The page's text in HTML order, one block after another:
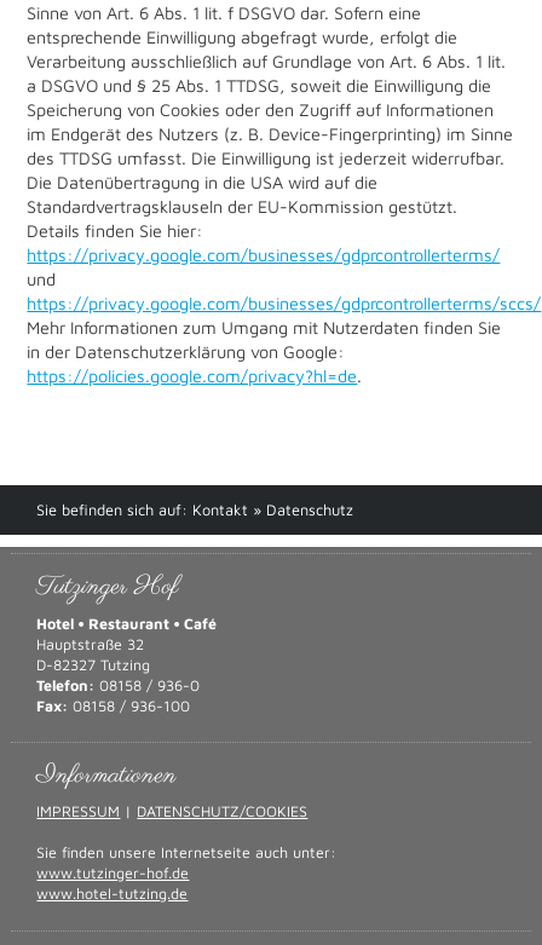
Sinne von Art. 6 Abs. 1 lit. f DSGVO dar. Sofern eine
entsprechende Einwilligung abgefragt wurde, erfolgt die
Verarbeitung ausschließlich auf Grundlage von Art. 6 Abs. 1 lit.
a DSGVO und § 25 Abs. 1 TTDSG, soweit die Einwilligung die
Speicherung von Cookies oder den Zugriff auf Informationen
im Endgerät des Nutzers (z. B. Device-Fingerprinting) im Sinne
des TTDSG umfasst. Die Einwilligung ist jederzeit widerrufbar.
Die Datenübertragung in die USA wird auf die
Standardvertragsklauseln der EU-Kommission gestützt.
Details finden Sie hier:
https://privacy.google.com/businesses/gdprcontrollerterms/
und
https://privacy.google.com/businesses/gdprcontrollerterms/sccs/
Mehr Informationen zum Umgang mit Nutzerdaten finden Sie
in der Datenschutzerklärung von Google:
https://policies.google.com/privacy?hl=de.
Sie befinden sich auf: Kontakt » Datenschutz
Tutzinger Hof
Hotel • Restaurant • Café
Hauptstraße 32
D-82327 Tutzing
Telefon: 08158 / 936-0
Fax: 08158 / 936-100
Informationen
IMPRESSUM | DATENSCHUTZ/COOKIES
Sie finden unsere Internetseite auch unter:
www.tutzinger-hof.de
www.hotel-tutzing.de